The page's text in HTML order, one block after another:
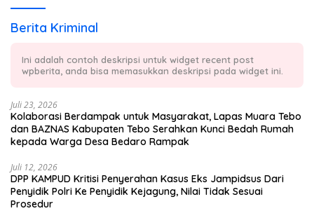
Berita Kriminal
Ini adalah contoh deskripsi untuk widget recent post
wpberita, anda bisa memasukkan deskripsi pada widget ini.
Juli 23, 2026
Kolaborasi Berdampak untuk Masyarakat, Lapas Muara Tebo
dan BAZNAS Kabupaten Tebo Serahkan Kunci Bedah Rumah
kepada Warga Desa Bedaro Rampak
Juli 12, 2026
DPP KAMPUD Kritisi Penyerahan Kasus Eks Jampidsus Dari
Penyidik Polri Ke Penyidik Kejagung, Nilai Tidak Sesuai
Prosedur